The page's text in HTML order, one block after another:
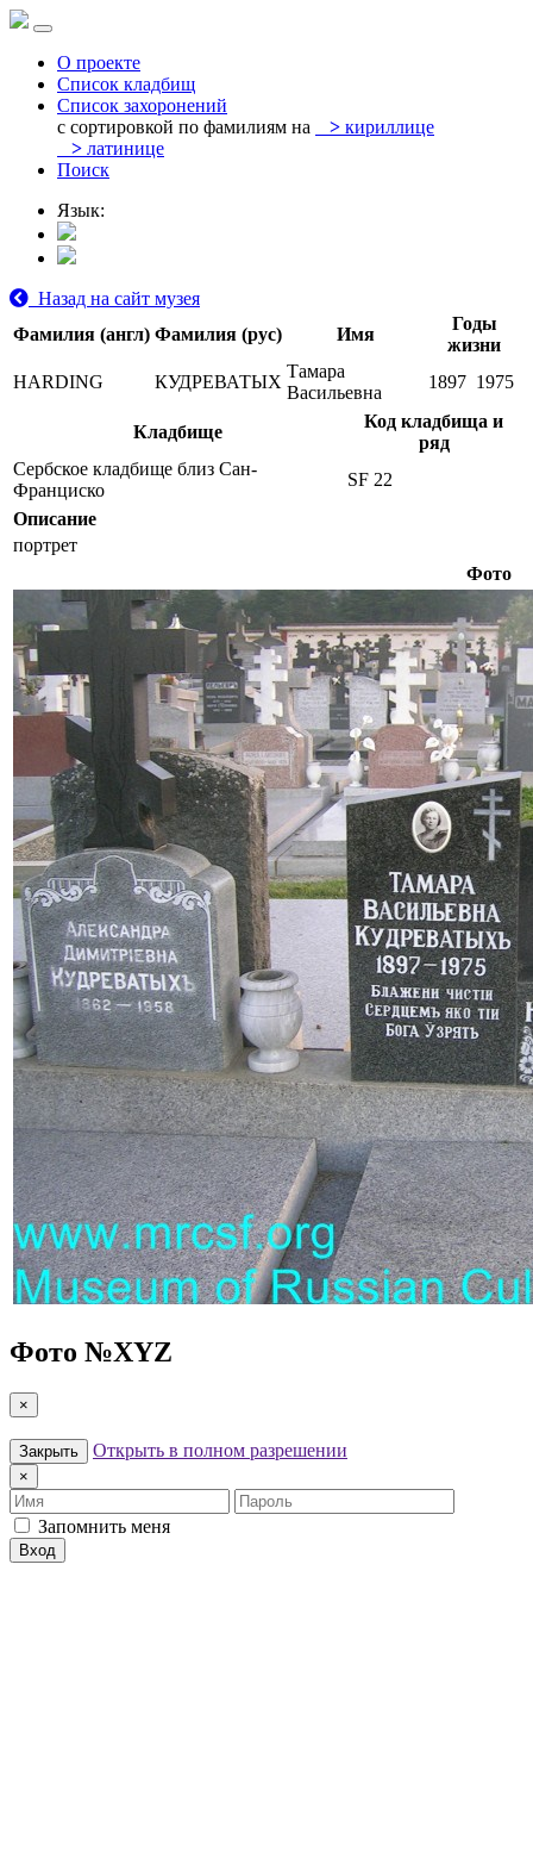
О проекте
Список кладбищ
Список захоронений
с сортировкой по фамилиям на
> кириллице
> латинице
Поиск
Язык:
Назад на сайт музея
Фамилия (англ) Фамилия (рус) Имя
Годы
жизни
HARDING
КУДРЕВАТЫХ
Тамара
Васильевна
1897 1975
Кладбище
Код кладбища и
ряд
Сербское кладбище близ Сан-
Франциско
SF 22
Описание
портрет
Фото
Фото №XYZ
×
Закрыть Открыть в полном разрешении
×
Имя
Пароль
Запомнить меня
Вход